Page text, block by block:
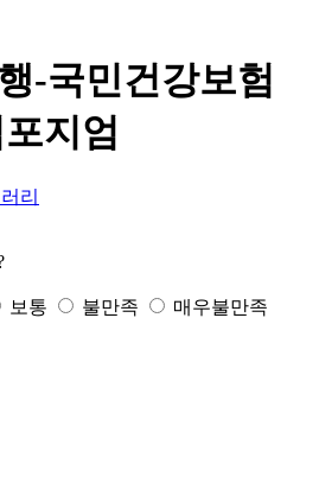
-국민건강보험
지엄
리
보통 불만족 매우불만족